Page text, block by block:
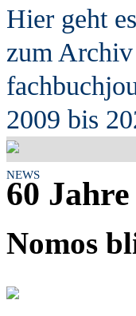
Hier geht es
zum Archiv
fachb
2009 bis
NEWS
60
Nomos